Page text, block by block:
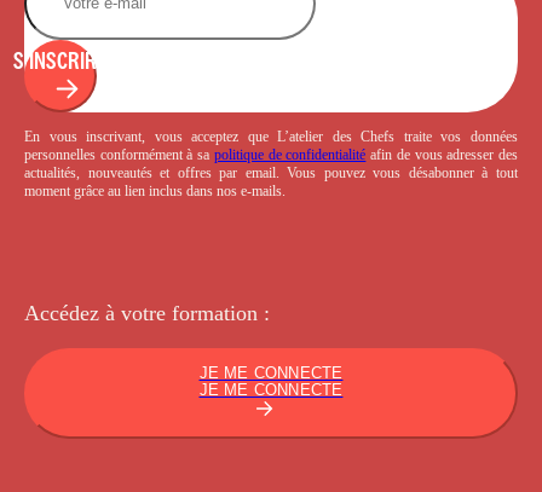
S'INSCRIRE
En vous inscrivant, vous acceptez que L’atelier des Chefs traite vos données
personnelles conformément à sa politique de confidentialité afin de vous adresser des
actualités, nouveautés et offres par email. Vous pouvez vous désabonner à tout
moment grâce au lien inclus dans nos e-mails.
Accédez à votre formation :
JE ME CONNECTE
JE ME CONNECTE